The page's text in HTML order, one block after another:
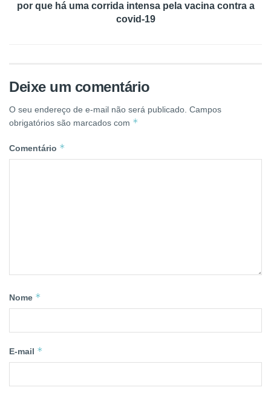
por que há uma corrida intensa pela vacina contra a
covid-19
Deixe um comentário
O seu endereço de e-mail não será publicado. Campos
obrigatórios são marcados com *
Comentário *
Nome *
E-mail *